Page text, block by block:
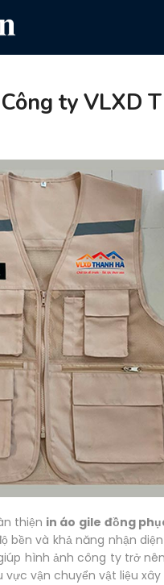
ty VLXD
thiện in áo gile đồng
bền và khả năng nhận
hình ảnh công ty trở
vận chuyển vật liệu xây